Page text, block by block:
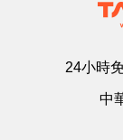
24小時
中